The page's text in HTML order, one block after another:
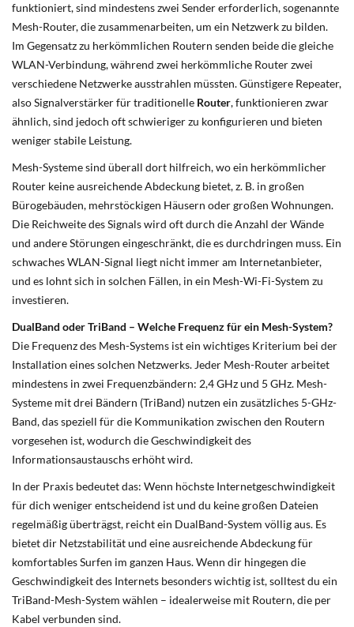
funktioniert, sind mindestens zwei Sender erforderlich, sogenannte
Mesh-Router, die zusammenarbeiten, um ein Netzwerk zu bilden.
Im Gegensatz zu herkömmlichen Routern senden beide die gleiche
WLAN-Verbindung, während zwei herkömmliche Router zwei
verschiedene Netzwerke ausstrahlen müssten. Günstigere Repeater,
also Signalverstärker für traditionelle Router, funktionieren zwar
ähnlich, sind jedoch oft schwieriger zu konfigurieren und bieten
weniger stabile Leistung.
Mesh-Systeme sind überall dort hilfreich, wo ein herkömmlicher
Router keine ausreichende Abdeckung bietet, z. B. in großen
Bürogebäuden, mehrstöckigen Häusern oder großen Wohnungen.
Die Reichweite des Signals wird oft durch die Anzahl der Wände
und andere Störungen eingeschränkt, die es durchdringen muss. Ein
schwaches WLAN-Signal liegt nicht immer am Internetanbieter,
und es lohnt sich in solchen Fällen, in ein Mesh-Wi-Fi-System zu
investieren.
DualBand oder TriBand – Welche Frequenz für ein Mesh-System?
Die Frequenz des Mesh-Systems ist ein wichtiges Kriterium bei der
Installation eines solchen Netzwerks. Jeder Mesh-Router arbeitet
mindestens in zwei Frequenzbändern: 2,4 GHz und 5 GHz. Mesh-
Systeme mit drei Bändern (TriBand) nutzen ein zusätzliches 5-GHz-
Band, das speziell für die Kommunikation zwischen den Routern
vorgesehen ist, wodurch die Geschwindigkeit des
Informationsaustauschs erhöht wird.
In der Praxis bedeutet das: Wenn höchste Internetgeschwindigkeit
für dich weniger entscheidend ist und du keine großen Dateien
regelmäßig überträgst, reicht ein DualBand-System völlig aus. Es
bietet dir Netzstabilität und eine ausreichende Abdeckung für
komfortables Surfen im ganzen Haus. Wenn dir hingegen die
Geschwindigkeit des Internets besonders wichtig ist, solltest du ein
TriBand-Mesh-System wählen – idealerweise mit Routern, die per
Kabel verbunden sind.